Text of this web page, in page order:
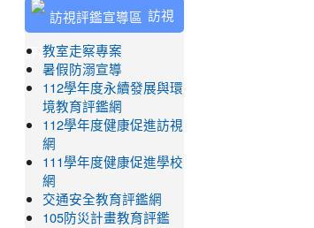
訪視
評鑑宣導區
教室走察專案
暑假防溺宣導
112學年度永續發展與環
境教育評鑑網
112學年度健康促進訪視
網
111學年度健康促進學校
網
交通安全教育評鑑網
105防災計畫教育評鑑